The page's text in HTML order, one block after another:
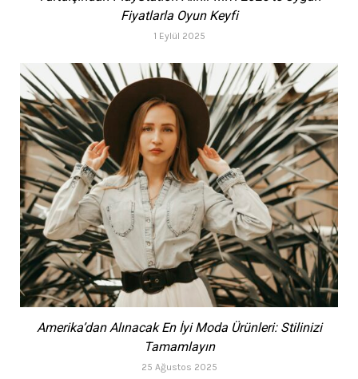
Fiyatlarla Oyun Keyfi
1 Eylül 2025
Amerika’dan Alınacak En İyi Moda Ürünleri: Stilinizi
Tamamlayın
25 Ağustos 2025